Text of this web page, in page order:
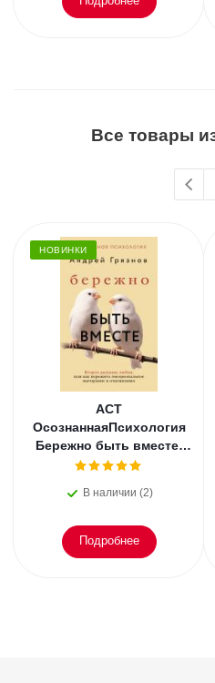
Все товары
НОВИНКИ
АСТ
ОсознаннаяПсихология
Бережно быть вместе.
Второе дыхание любви,
эмоциональное
В наличии (2)
Подробнее